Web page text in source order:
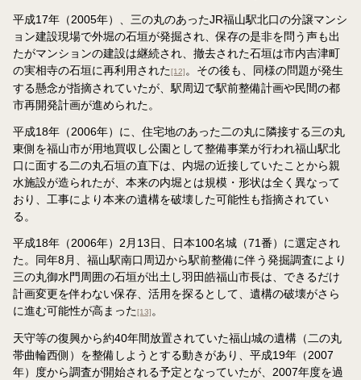
平成17年（2005年）、三の丸のあったJR福山駅北口の分譲マンシ
ョン建設現場で外堀の石垣が発掘され、保存の是非を問う声も出
たがマンションの建設は継続され、撤去された石垣は市内吉津町
の実相寺の石垣に再利用された[12] 。その後も、同様の問題が発生
する懸念が指摘されていたが、駅周辺で駅前整備計画や民間の都
市再開発計画が進められた。
平成18年（2006年）に、住宅地のあった二の丸に隣接する三の丸
東側を福山市が用地買収し公園として整備事業が行われ福山駅北
口に面する二の丸石垣の直下は、内堀の近接していたことから親
水施設が造られたが、本来の内堀とは規模・形状は全く異なって
おり、工事により本来の遺構を破壊した可能性も指摘されてい
る。
平成18年（2006年）2月13日、日本100名城（71番）に選定され
た。同年8月、福山駅南口周辺から駅前整備に伴う発掘調査により
三の丸御水門周囲の石垣が出土し羽田皓福山市長は、できるだけ
計画変更を伴わない保存、活用を探るとして、遺構の破壊がさら
に進む可能性が高まった[13] 。
天守等の復興から約40年間放置されていた福山城の遺構（二の丸
帯曲輪西側）を整備しようとする動きがあり、平成19年（2007
年）度から調査が開始される予定となっていたが、2007年度を過